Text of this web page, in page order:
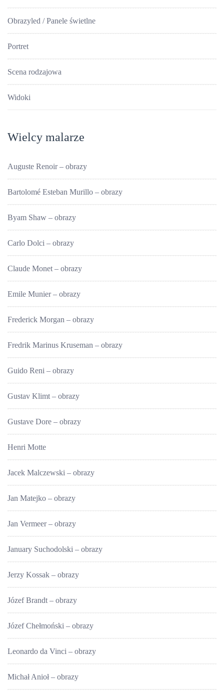
Obrazyled / Panele świetlne
Portret
Scena rodzajowa
Widoki
Wielcy malarze
Auguste Renoir – obrazy
Bartolomé Esteban Murillo – obrazy
Byam Shaw – obrazy
Carlo Dolci – obrazy
Claude Monet – obrazy
Emile Munier – obrazy
Frederick Morgan – obrazy
Fredrik Marinus Kruseman – obrazy
Guido Reni – obrazy
Gustav Klimt – obrazy
Gustave Dore – obrazy
Henri Motte
Jacek Malczewski – obrazy
Jan Matejko – obrazy
Jan Vermeer – obrazy
January Suchodolski – obrazy
Jerzy Kossak – obrazy
Józef Brandt – obrazy
Józef Chełmoński – obrazy
Leonardo da Vinci – obrazy
Michał Anioł – obrazy